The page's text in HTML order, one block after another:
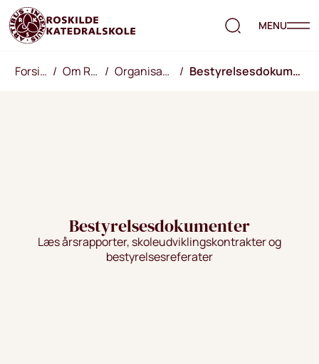
MENU
Forside / Om RKS / Organisation / Bestyrelsesdokumenter
Bestyrelsesdokumenter
Læs årsrapporter, skoleudviklingskontrakter og
bestyrelsesreferater